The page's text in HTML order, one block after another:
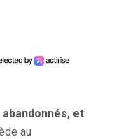
et
au